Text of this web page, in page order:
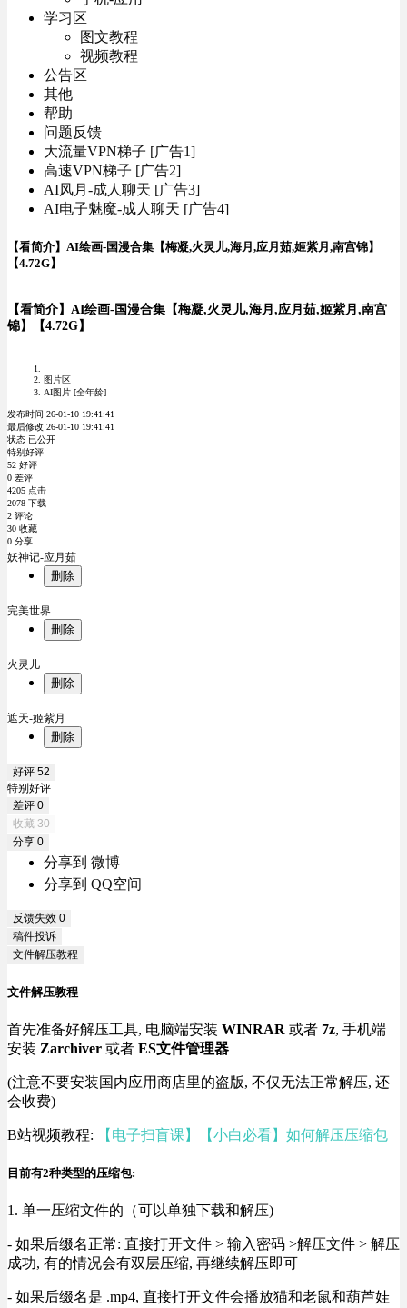
学习区
图文教程
视频教程
公告区
其他
帮助
问题反馈
大流量VPN梯子 [广告1]
高速VPN梯子 [广告2]
AI风月-成人聊天 [广告3]
AI电子魅魔-成人聊天 [广告4]
【看简介】AI绘画-国漫合集【梅凝,火灵儿,海月,应月茹,姬紫月,南宫锦】
【4.72G】
【看简介】AI绘画-国漫合集【梅凝,火灵儿,海月,应月茹,姬紫月,南宫
锦】【4.72G】
图片区
AI图片 [全年龄]
发布时间 26-01-10 19:41:41
最后修改 26-01-10 19:41:41
状态 已公开
特别好评
52 好评
0 差评
4205 点击
2078 下载
2 评论
30 收藏
0 分享
妖神记-应月茹
删除
完美世界
删除
火灵儿
删除
遮天-姬紫月
删除
好评 52
特别好评
差评 0
收藏 30
分享 0
分享到 微博
分享到 QQ空间
反馈失效 0
稿件投诉
文件解压教程
文件解压教程
首先准备好解压工具, 电脑端安装 WINRAR 或者 7z, 手机端
安装 Zarchiver 或者 ES文件管理器
(注意不要安装国内应用商店里的盗版, 不仅无法正常解压, 还
会收费)
B站视频教程: 【电子扫盲课】【小白必看】如何解压压缩包
目前有2种类型的压缩包:
1. 单一压缩文件的（可以单独下载和解压)
- 如果后缀名正常: 直接打开文件 > 输入密码 >解压文件 > 解压
成功, 有的情况会有双层压缩, 再继续解压即可
- 如果后缀名是 .mp4, 直接打开文件会播放猫和老鼠和葫芦娃